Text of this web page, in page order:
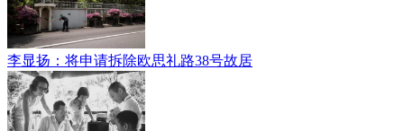
李显扬：将申请拆除欧思礼路38号故居